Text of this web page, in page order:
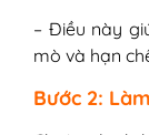
– Điều này
mò và hạn
Bước 2: